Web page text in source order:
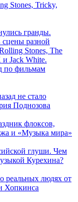
Stones, Tricky,
гранды.
разной
Stones, The
и Jack White.
по фильмам
не стало
Поднозова
флоксов,
и «Музыка мира»
глуши. Чем
Курехина?
реальных людях от
Хопкинса